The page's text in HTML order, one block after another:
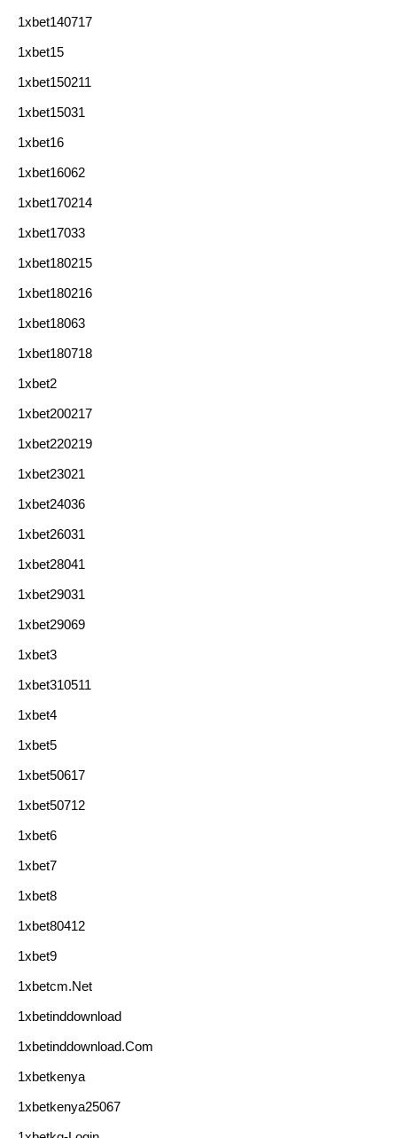
1xbet140717
1xbet15
1xbet150211
1xbet15031
1xbet16
1xbet16062
1xbet170214
1xbet17033
1xbet180215
1xbet180216
1xbet18063
1xbet180718
1xbet2
1xbet200217
1xbet220219
1xbet23021
1xbet24036
1xbet26031
1xbet28041
1xbet29031
1xbet29069
1xbet3
1xbet310511
1xbet4
1xbet5
1xbet50617
1xbet50712
1xbet6
1xbet7
1xbet8
1xbet80412
1xbet9
1xbetcm.net
1xbetinddownload
1xbetinddownload.com
1xbetkenya
1xbetkenya25067